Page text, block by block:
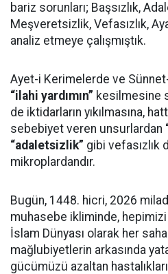
bariz sorunları; Başsızlık,
Meşveretsizlik, Vefasızlık,
analiz etmeye çalışmıştık.
Ayet-i Kerimelerde ve
“ilahi yardımın” kesilmesine
de iktidarların yıkılmasına,
sebebiyet veren unsurlardan
“adaletsizlik” gibi vefasızlık
mikroplardandır.
Bugün, 1448. hicri, 2026
muhasebe ikliminde,
İslam Dünyası olarak her
mağlubiyetlerin arkasında
gücümüzü azaltan